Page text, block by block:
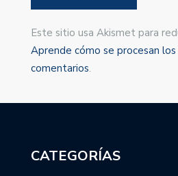
Este sitio usa Akismet para
Aprende cómo se procesan
comentarios.
CATEGORÍAS